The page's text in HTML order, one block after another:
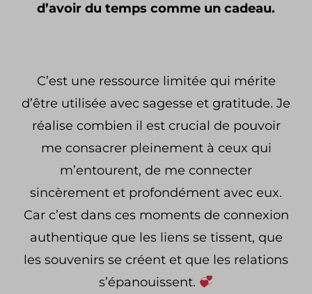
d’avoir du temps comme un cadeau.
C’est une ressource limitée qui mérite
d’être utilisée avec sagesse et gratitude. Je
réalise combien il est crucial de pouvoir
me consacrer pleinement à ceux qui
m’entourent, de me connecter
sincèrement et profondément avec eux.
Car c’est dans ces moments de connexion
authentique que les liens se tissent, que
les souvenirs se créent et que les relations
s’épanouissent.